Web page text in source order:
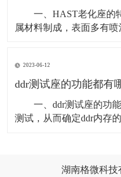
一、HAST老化座的特点 HAST老化座大
属材料制成，表面多有
有害的环境因素，在各种
外，HAST
2023-06-12
ddr测试座的功能都有
一、ddr测试座的功能： 1、能够支持ddr内
测试，从而确定ddr内存的性能参数;
湖南格微科